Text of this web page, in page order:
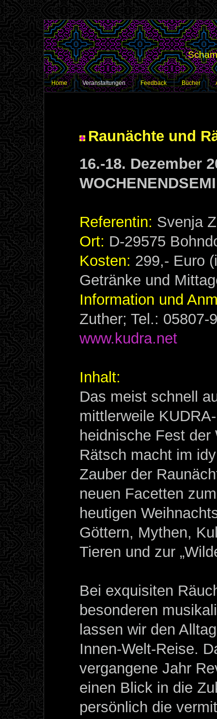
Home Veranstaltungen Feedback Bücher
Raunächte und
16.-18. Dezember
Referentin: Svenja
Ort: D-29575
Kosten: 299,- Euro
Getränke und
Information und
Zuther; Tel.: 05807-
www.kudra.net
Inhalt:
Das meist schnell
mittlerweile
heidnische Fest
Rätsch macht im
Zauber der
neuen Facetten
heutigen
Göttern, Mythen,
Tieren und zur
Bei exquisiten
besonderen
lassen wir den
Innen-Welt-Reise.
vergangene Jahr
einen Blick in die
persönlich die